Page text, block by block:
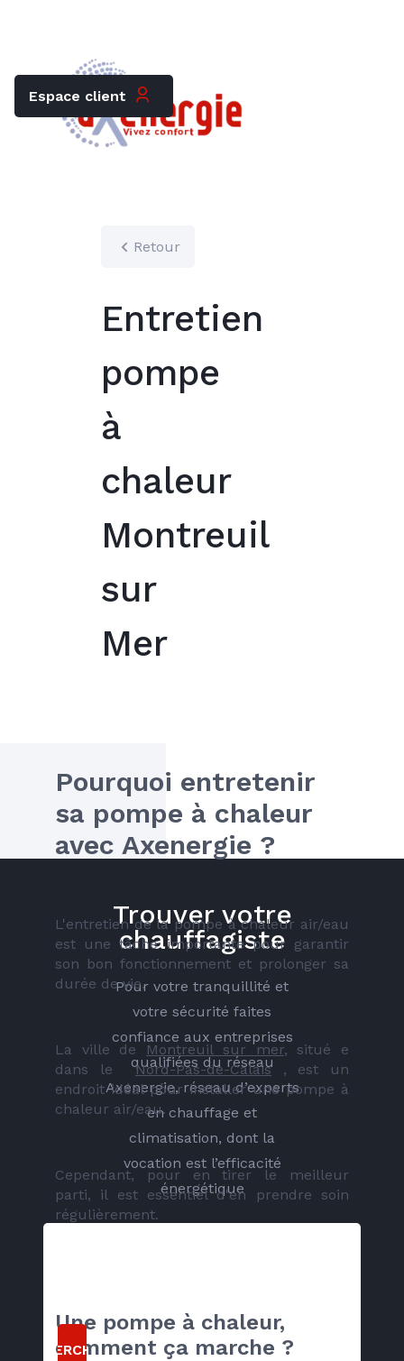
Espace client
Retour
Entretien
pompe
à
chaleur
Montreuil
sur
Mer
Pourquoi entretenir
sa pompe à chaleur
avec Axenergie ?
L'entretien de la pompe à chaleur air/eau
est une tâche importante pour garantir
son bon fonctionnement et prolonger sa
durée de vie.
La ville de Montreuil sur mer, situé e
dans le Nord-Pas-de-Calais , est un
endroit idéal pour installer une pompe à
chaleur air/eau.
Cependant, pour en tirer le meilleur
parti, il est essentiel d'en prendre soin
régulièrement.
Une pompe à chaleur,
comment ça marche ?
Trouver votre
chauffagiste
Pour votre tranquillité et
votre sécurité faites
confiance aux entreprises
qualifiées du réseau
Axenergie, réseau d’experts
en chauffage et
climatisation, dont la
vocation est l’efficacité
énergétique
RECHERCHER